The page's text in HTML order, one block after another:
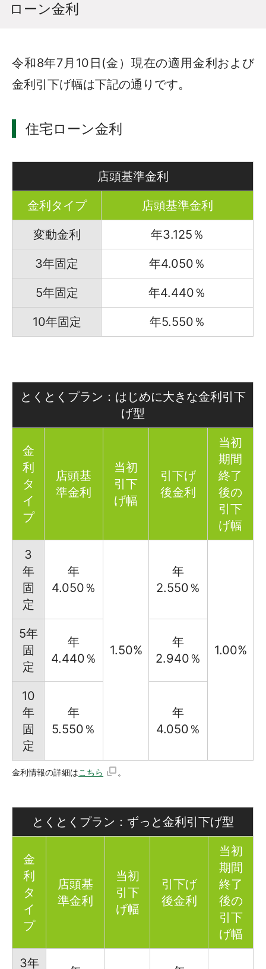
ローン金利
令和8年7月10日(金）現在の適用金利および
金利引下げ幅は下記の通りです。
住宅ローン金利
店頭基準金利
金利タイプ 店頭基準金利
変動金利 年3.125％
3年固定 年4.050％
5年固定 年4.440％
10年固定 年5.550％
とくとくプラン：はじめに大きな金利引下
げ型
金
利
タ
イ
プ
店頭基
準金利
当初
引下
げ幅
引下げ
後金利
当初
期間
終了
後の
引下
げ幅
3
年
固
定
年
4.050％
1.50%
年
2.550％
1.00%
5年
固
定
年
4.440％
年
2.940％
10
年
固
定
年
5.550％
年
4.050％
金利情報の詳細はこちら 。
とくとくプラン：ずっと金利引下げ型
金
利
タ
イ
プ
店頭基
準金利
当初
引下
げ幅
引下げ
後金利
当初
期間
終了
後の
引下
げ幅
3年